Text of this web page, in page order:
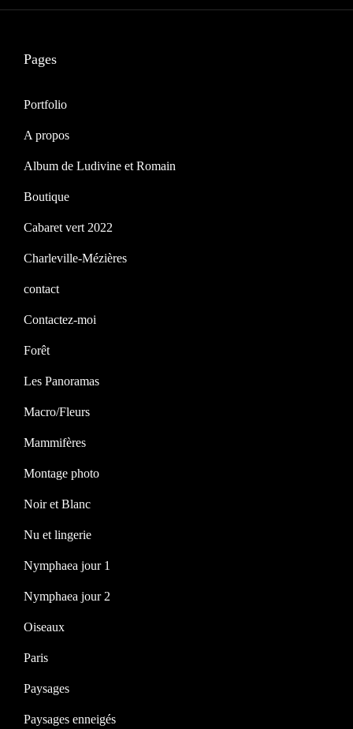
Pages
Portfolio
A propos
Album de Ludivine et Romain
Boutique
Cabaret vert 2022
Charleville-Mézières
contact
Contactez-moi
Forêt
Les Panoramas
Macro/Fleurs
Mammifères
Montage photo
Noir et Blanc
Nu et lingerie
Nymphaea jour 1
Nymphaea jour 2
Oiseaux
Paris
Paysages
Paysages enneigés